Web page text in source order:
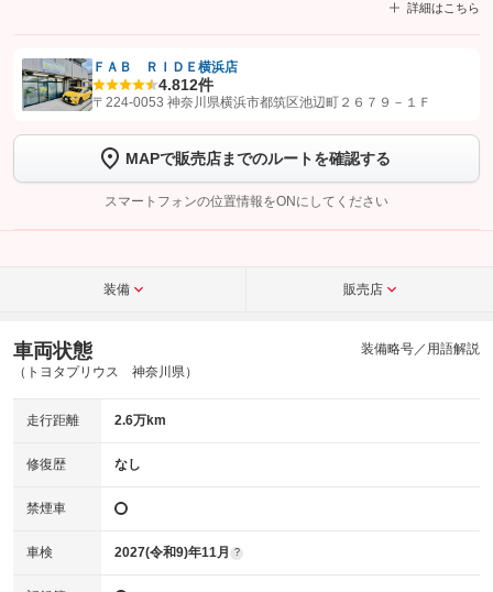
詳細はこちら
【STEP1】認証画面でグーネットを友だち追加してから「許可する」ボタンを押
トーク画面で
ボタンをタップして問い合わせを
完了してください。
こちら
ＦＡＢ ＲＩＤＥ横浜店
4.812件
〒224-0053 神奈川県横浜市都筑区池辺町２６７９－１Ｆ
MAPで販売店までのルートを確認する
スマートフォンの位置情報をONにしてください
装備 販売店
車両状態
（トヨタプリウス 神奈川県）
装備略号／用語解説
走行距離 2.6万km
修復歴 なし
禁煙車
車検 2027(令和9)年11月 ?